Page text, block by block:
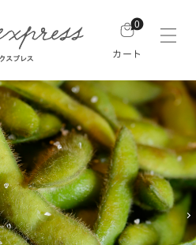
0
カート